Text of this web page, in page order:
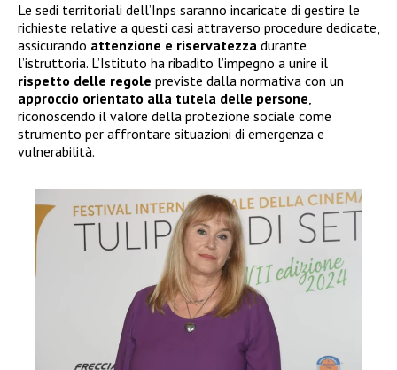
Le sedi territoriali dell’Inps saranno incaricate di gestire le
richieste relative a questi casi attraverso procedure dedicate,
assicurando attenzione e riservatezza durante
l’istruttoria. L’Istituto ha ribadito l’impegno a unire il
rispetto delle regole previste dalla normativa con un
approccio orientato alla tutela delle persone,
riconoscendo il valore della protezione sociale come
strumento per affrontare situazioni di emergenza e
vulnerabilità.